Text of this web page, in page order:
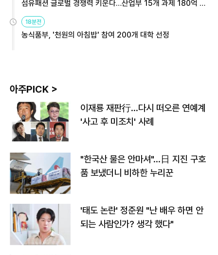
섬유패션 글로벌 경쟁력 키운다…산업부 15개 과제 180억 지
18분전
농식품부, '천원의 아침밥' 참여 200개 대학 선정
아주PICK >
이재룡 재판行…다시 떠오른 연예계
'사고 후 미조치' 사례
"한국산 물은 안마셔"…日 지진 구호
품 보냈더니 비하한 누리꾼
'태도 논란' 정준원 "난 배우 하면 안
되는 사람인가? 생각 했다"